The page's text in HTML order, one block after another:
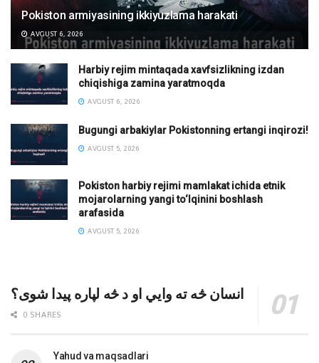
Pokiston armiyasining ikkiyuzlama harakati
AVGUST 6, 2026
Harbiy rejim mintaqada xavfsizlikning izdan
chiqishiga zamina yaratmoqda
AVGUST 6, 2026
Bugungi arbakiylar Pokistonning ertangi inqirozi!
AVGUST 5, 2026
Pokiston harbiy rejimi mamlakat ichida etnik
mojarolarning yangi to‘lqinini boshlash
arafasida
AVGUST 5, 2026
انسان څه ته وایي او د څه لپاره پیدا شوی؟
0 SHARES
Yahud va maqsadlari